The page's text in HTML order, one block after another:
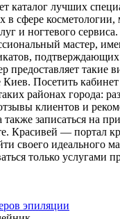
каталог лучших
в сфере косметологии,
и ногтевого
мастер,
предоставляет такие
Посетить
районах города:
клиентов и
также записаться на
Красивей — портал
своего идеального
только услугами
эпиляции